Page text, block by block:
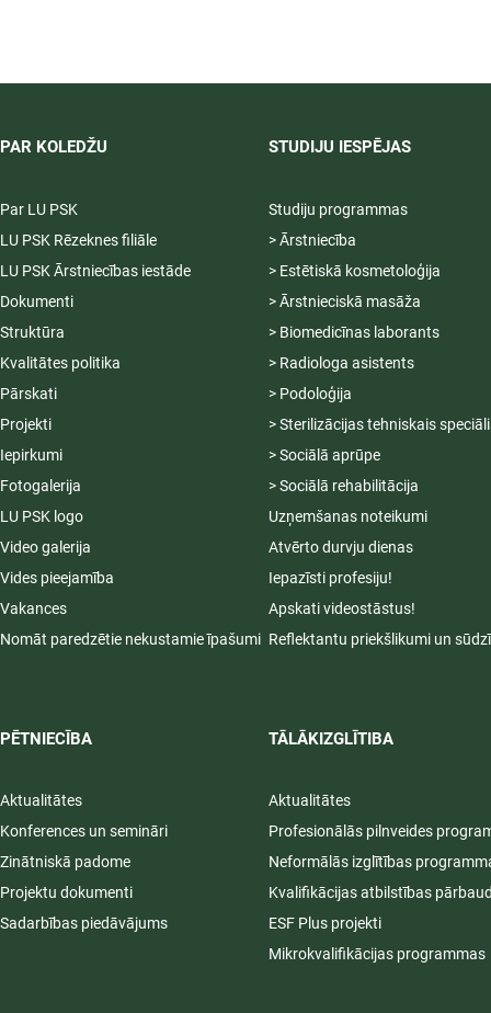
PAR KOLEDŽU
Par LU PSK
LU PSK Rēzeknes filiāle
LU PSK Ārstniecības iestāde
Dokumenti
Struktūra
Kvalitātes politika
Pārskati
Projekti
Iepirkumi
Fotogalerija
LU PSK logo
Video galerija
Vides pieejamība
Vakances
Nomāt paredzētie nekustamie īpašumi
PĒTNIECĪBA
Aktualitātes
Konferences un semināri
Zinātniskā padome
Projektu dokumenti
Sadarbības piedāvājums
STUDIJU IESPĒJAS
Studiju programmas
> Ārstniecība
> Estētiskā kosmetoloģija
> Ārstnieciskā masāža
> Biomedicīnas laborants
> Radiologa asistents
> Podoloģija
> Sterilizācijas tehniskais
> Sociālā aprūpe
> Sociālā rehabilitācija
Uzņemšanas noteikumi
Atvērto durvju dienas
Iepazīsti profesiju!
Apskati videostāstus!
Reflektantu priekšlikumi un
TĀLĀKIZGLĪTIBA
Aktualitātes
Profesionālās pilnveides
Neformālās izglītības
Kvalifikācijas atbilstības
ESF Plus projekti
Mikrokvalifikācijas programmas